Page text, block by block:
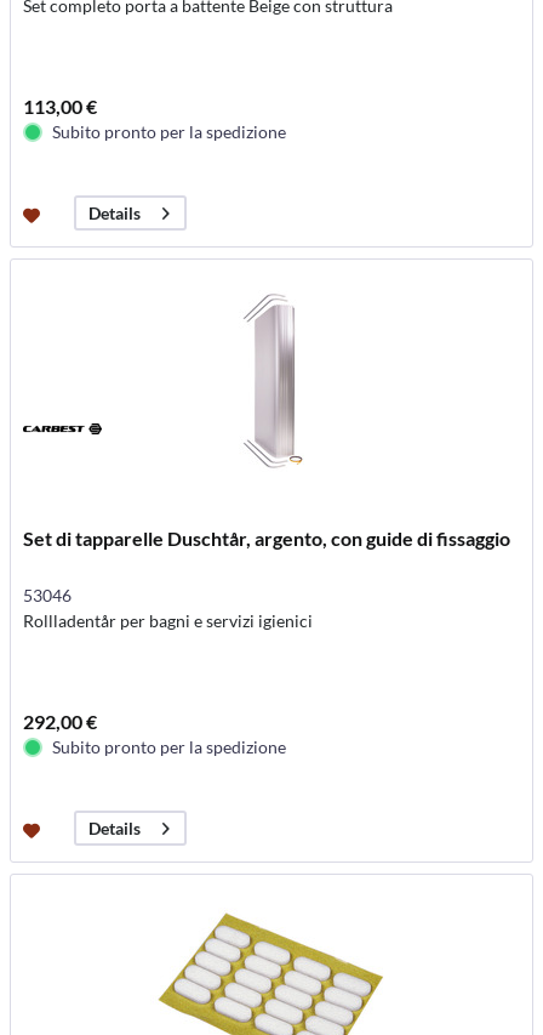
Set completo porta a battente Beige con struttura
113,00 €
Subito pronto per la spedizione
Details
Set di tapparelle Duschtår, argento, con guide di fissaggio
53046
Rollladentår per bagni e servizi igienici
292,00 €
Subito pronto per la spedizione
Details